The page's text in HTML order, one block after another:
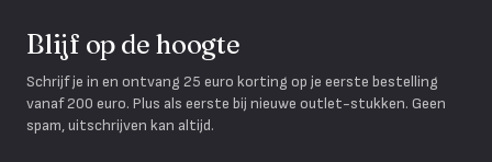
Blijf op de hoogte
Schrijf je in en ontvang 25 euro korting op je eerste bestelling
vanaf 200 euro. Plus als eerste bij nieuwe outlet-stukken. Geen
spam, uitschrijven kan altijd.